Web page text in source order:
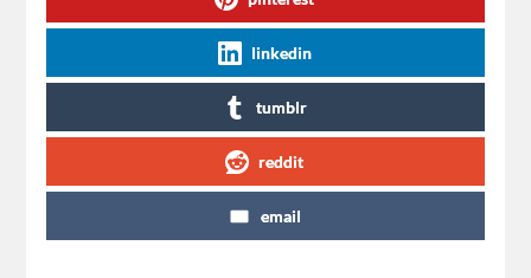
linkedin
tumblr
reddit
email